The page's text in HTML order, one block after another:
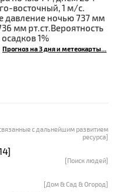
восточный, 1 м/с.
давление ночью 737 мм
мм рт.ст.Вероятность
осадков 1%
Прогноз на 3 дня и метеокарты...
с дальнейшим развитием
ресурса]
[Поиск людей]
[Дом & Сад & Огород]